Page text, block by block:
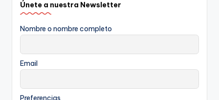
Únete a nuestra Newsletter
Nombre o nombre completo
Email
Preferencias